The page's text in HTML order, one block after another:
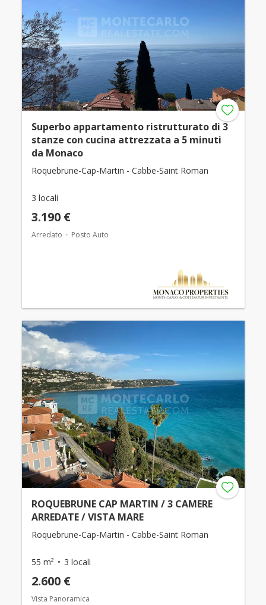
Superbo appartamento ristrutturato di 3
stanze con cucina attrezzata a 5 minuti
da Monaco
Roquebrune-Cap-Martin - Cabbe-Saint Roman
3 locali
3.190 €
Arredato Posto Auto
ROQUEBRUNE CAP MARTIN / 3 CAMERE
ARREDATE / VISTA MARE
Roquebrune-Cap-Martin - Cabbe-Saint Roman
55 m² 3 locali
2.600 €
Vista Panoramica